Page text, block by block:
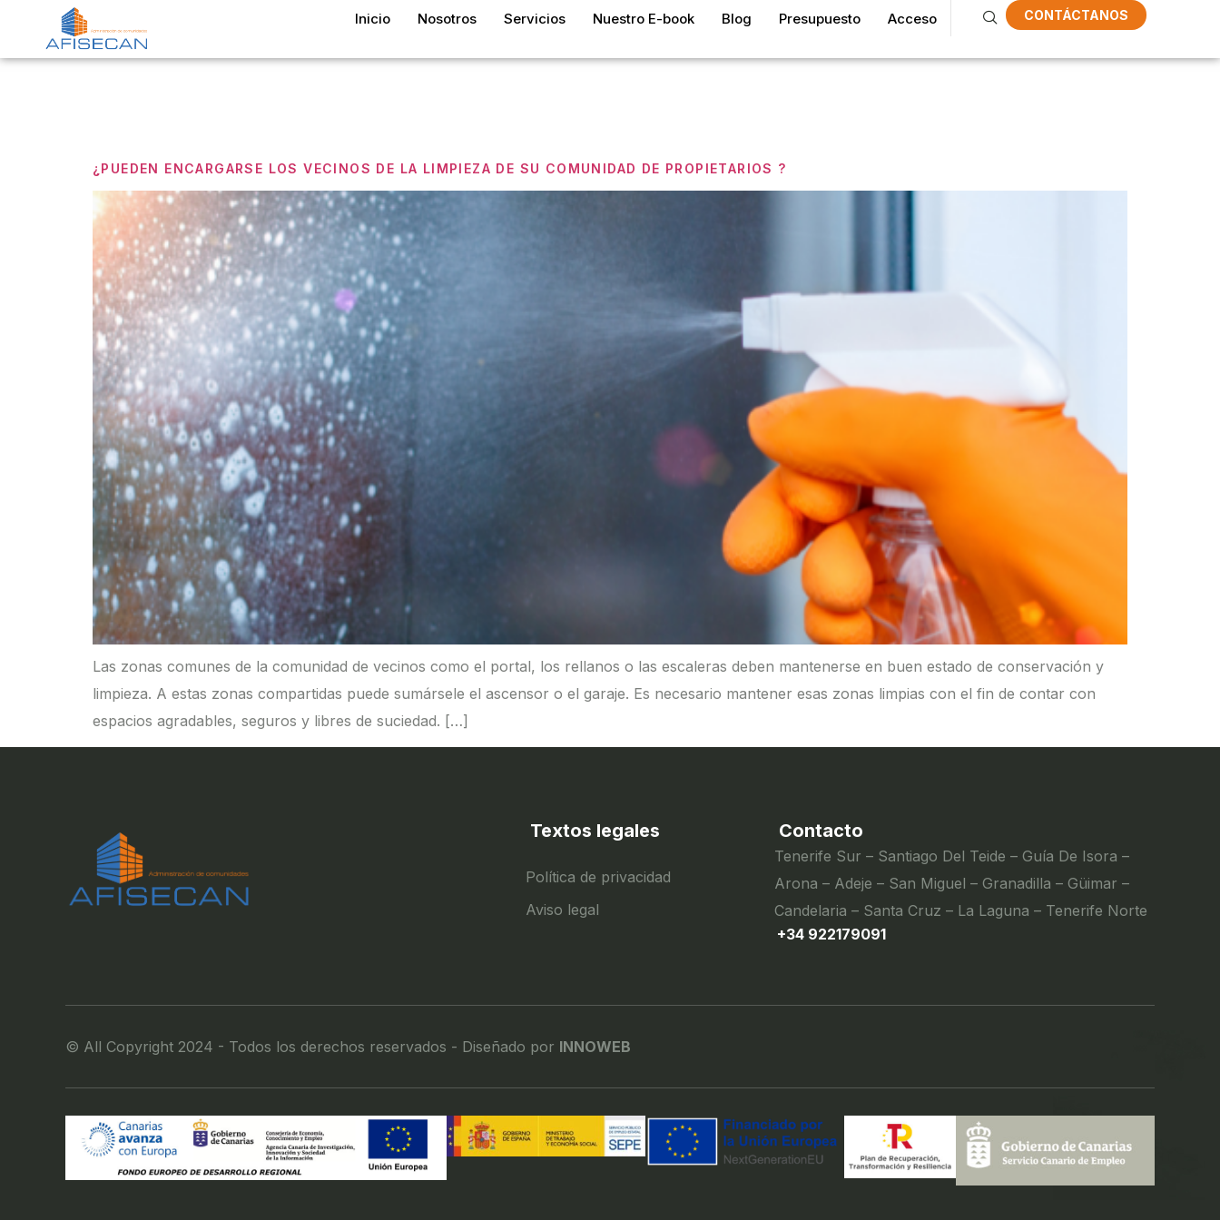
Inicio Nosotros Servicios Nuestro E-book Blog Presupuesto Acceso CONTÁCTANOS
¿PUEDEN ENCARGARSE LOS VECINOS DE LA LIMPIEZA DE SU COMUNIDAD DE PROPIETARIOS ?
Las zonas comunes de la comunidad de vecinos como el portal, los rellanos o las escaleras deben mantenerse en buen estado de conservación y
limpieza. A estas zonas compartidas puede sumársele el ascensor o el garaje. Es necesario mantener esas zonas limpias con el fin de contar con
espacios agradables, seguros y libres de suciedad. […]
Textos legales
Política de privacidad
Aviso legal
Contacto
Tenerife Sur – Santiago Del Teide – Guía De Isora –
Arona – Adeje – San Miguel – Granadilla – Güimar –
Candelaria – Santa Cruz – La Laguna – Tenerife Norte
+34 922179091
© All Copyright 2024 - Todos los derechos reservados - Diseñado por INNOWEB